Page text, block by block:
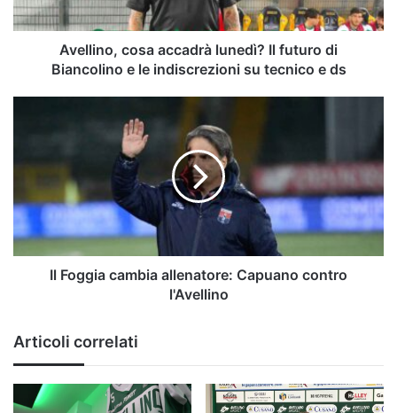
Biancolino
e
indiscrezioni
Avellino, cosa accadrà lunedì? Il futuro di
Biancolino e le indiscrezioni su tecnico e ds
contro
Il Foggia cambia allenatore: Capuano contro
l'Avellino
Articoli correlati